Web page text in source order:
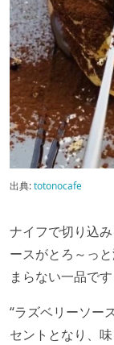
出典:totonocafe
ナイフで切り込
ースがとろ～っ
まらない一品です
“ラズベリーソー
セントとなり、